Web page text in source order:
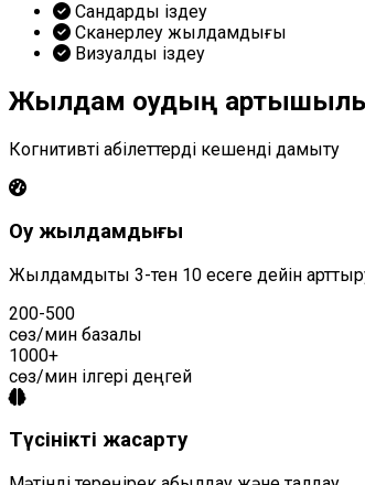
Сандарды іздеу
Сканерлеу жылдамдығы
Визуалды іздеу
Жылдам оқудың
Когнитивті қабілеттерді кешенді дамыту
Оқу жылдамдығы
Жылдамдықты 3-тен 10 есеге дейін
200-500
сөз/мин базалық
1000+
сөз/мин ілгері деңгей
Түсінікті жақсарту